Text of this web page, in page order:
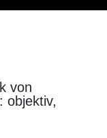
von
objektiv,